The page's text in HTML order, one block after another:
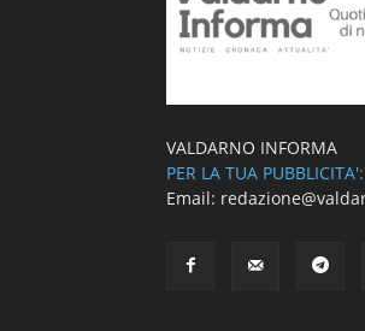
VALDARNO INFORMA
PER LA TUA
Email: